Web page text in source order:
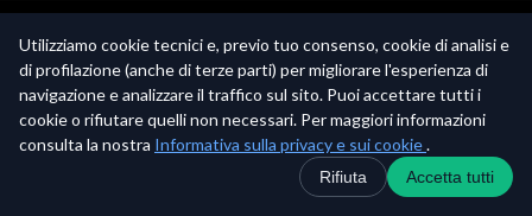
Realizzato daPiramedia.it
Utilizziamo cookie tecnici e, previo tuo consenso, cookie di analisi e
di profilazione (anche di terze parti) per migliorare l'esperienza di
navigazione e analizzare il traffico sul sito. Puoi accettare tutti i
cookie o rifiutare quelli non necessari. Per maggiori informazioni
consulta la nostra Informativa sulla privacy e sui cookie.
Rifiuta Accetta tutti
+39 0536 71351 WhatsApp